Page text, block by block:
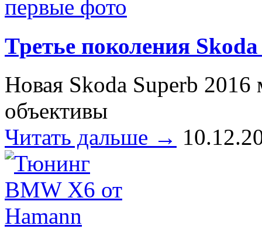
Третье поколения
Новая Skoda Superb 2016
объективы
Читать дальше →